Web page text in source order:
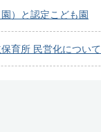
）と認定こども園
育所 民営化について